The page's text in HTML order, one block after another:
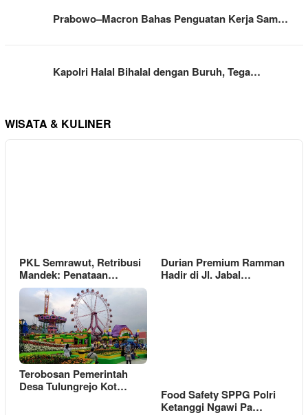
Prabowo–Macron Bahas Penguatan Kerja Sam…
Kapolri Halal Bihalal dengan Buruh, Tega…
WISATA & KULINER
PKL Semrawut, Retribusi
Mandek: Penataan…
Durian Premium Ramman
Hadir di Jl. Jabal…
Terobosan Pemerintah
Desa Tulungrejo Kot…
Food Safety SPPG Polri
Ketanggi Ngawi Pa…